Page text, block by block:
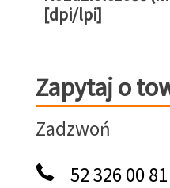
[dpi/lpi]
Zapytaj o towar
Zapytaj o
Zadzwoń
52 326 00 81